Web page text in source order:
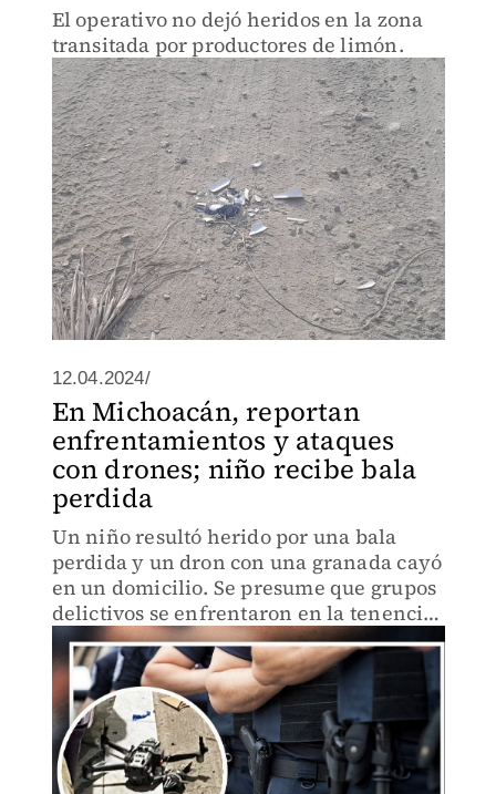
El operativo no dejó heridos en la zona
transitada por productores de limón.
12.04.2024/
En Michoacán, reportan
enfrentamientos y ataques
con drones; niño recibe bala
perdida
Un niño resultó herido por una bala
perdida y un dron con una granada cayó
en un domicilio. Se presume que grupos
delictivos se enfrentaron en la tenencia
de Felipe Carrillo Puerto.